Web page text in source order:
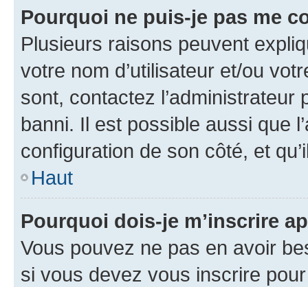
Pourquoi ne puis-je pas me
Plusieurs raisons peuvent
votre nom d’utilisateur et/ou
sont, contactez l’administrateur
banni. Il est possible aussi que
configuration de son côté, et
Haut
Pourquoi dois-je m’inscrire
Vous pouvez ne pas en avoir
si vous devez vous inscrire